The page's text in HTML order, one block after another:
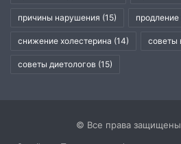
причины нарушения (15)
снижение холестерина (14) советы
советы диетологов (15)
© Все права